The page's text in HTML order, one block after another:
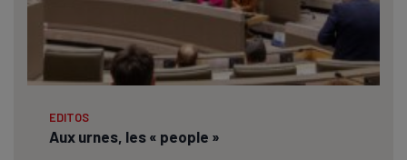
EDITOS
Aux urnes, les « people »